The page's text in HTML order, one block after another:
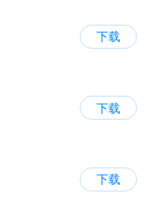
下载
下载
下载